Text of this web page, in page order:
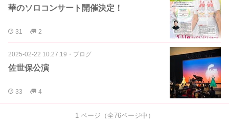
華のソロコンサート開催決定！
31 2
2025-02-22 10:27:19 ・ ブログ
佐世保公演
33 4
1ページ（全76ページ中）